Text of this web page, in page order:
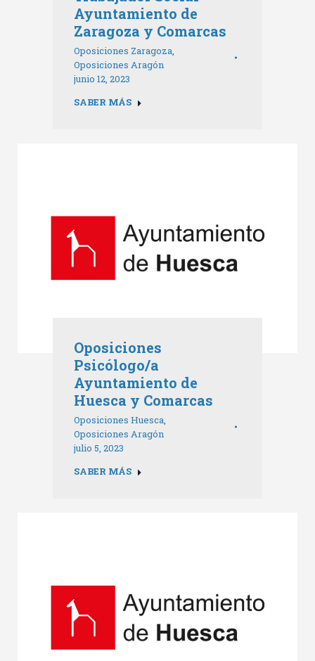
Ayuntamiento de
Zaragoza y Comarcas
Oposiciones Zaragoza,
Oposiciones Aragón
junio 12, 2023
SABER MÁS
Oposiciones
Psicólogo/a
Ayuntamiento de
Huesca y Comarcas
Oposiciones Huesca,
Oposiciones Aragón
julio 5, 2023
SABER MÁS